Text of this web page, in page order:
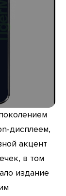
дисплеем,
акцент
в том
издание